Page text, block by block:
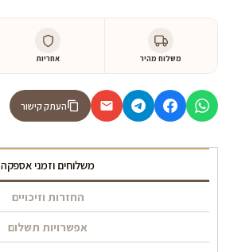
משלוח מהיר אחריות
העתק קישור
משלוחים וזמני אספקה
החזרות וזיכויים
אפשרויות תשלום